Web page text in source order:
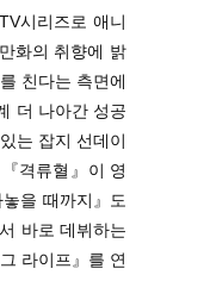
시리즈로 애니
화의 취향에 밝
친다는 측면에
더 나아간 성공
는 잡지 선데이
격류혈』이 영
을 때까지』도
바로 데뷔하는
라이프』를 연